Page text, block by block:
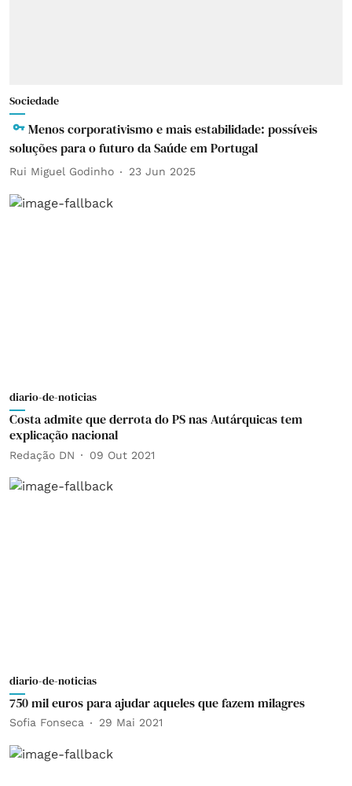
Sociedade
Menos corporativismo e mais estabilidade: possíveis
soluções para o futuro da Saúde em Portugal
Rui Miguel Godinho 23 Jun 2025
diario-de-noticias
Costa admite que derrota do PS nas Autárquicas tem
explicação nacional
Redação DN 09 Out 2021
diario-de-noticias
750 mil euros para ajudar aqueles que fazem milagres
Sofia Fonseca 29 Mai 2021